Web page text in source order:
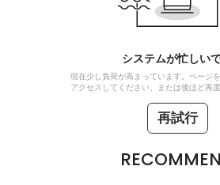
システムが忙しい
現在少し負荷が高まっています。ページ
アクセスしてください、または後ほど再
再試行